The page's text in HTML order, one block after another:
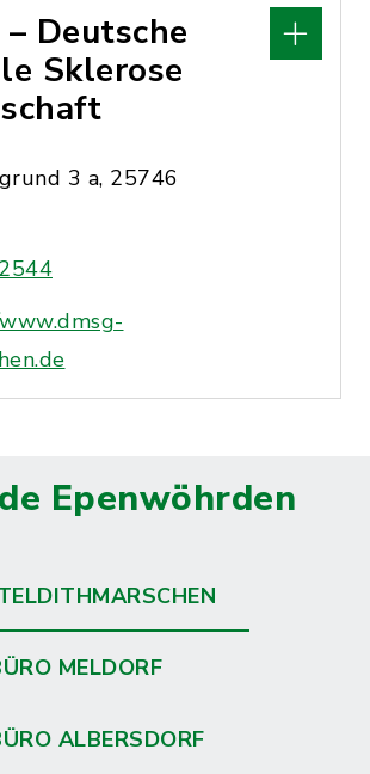
– Deutsche
Sklerose
3 a, 25746
Epenwöhrden
MELDORF
ALBERSDORF